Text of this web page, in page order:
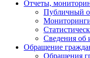
Отчеты,
Публичный
Сведения об
Обращение
Обращения